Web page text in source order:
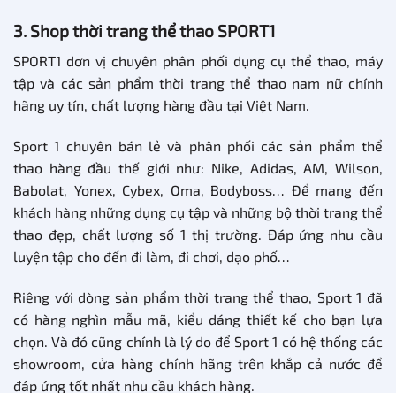
3. Shop thời trang thể thao SPORT1
SPORT1 đơn vị chuyên phân phối dụng cụ thể thao, máy
tập và các sản phẩm thời trang thể thao nam nữ chính
hãng uy tín, chất lượng hàng đầu tại Việt Nam.
Sport 1 chuyên bán lẻ và phân phối các sản phẩm thể
thao hàng đầu thế giới như: Nike, Adidas, AM, Wilson,
Babolat, Yonex, Cybex, Oma, Bodyboss… Để mang đến
khách hàng những dụng cụ tập và những bộ thời trang thể
thao đẹp, chất lượng số 1 thị trường. Đáp ứng nhu cầu
luyện tập cho đến đi làm, đi chơi, dạo phố…
Riêng với dòng sản phẩm thời trang thể thao, Sport 1 đã
có hàng nghìn mẫu mã, kiểu dáng thiết kế cho bạn lựa
chọn. Và đó cũng chính là lý do để Sport 1 có hệ thống các
showroom, cửa hàng chính hãng trên khắp cả nước để
đáp ứng tốt nhất nhu cầu khách hàng.